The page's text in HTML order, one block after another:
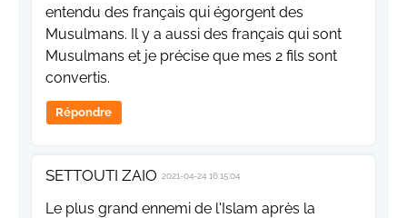
entendu des français qui égorgent des
Musulmans. Il y a aussi des français qui sont
Musulmans et je précise que mes 2 fils sont
convertis.
Répondre
SETTOUTI ZAIO 2021-04-24 16:15:04
Le plus grand ennemi de l'Islam après la